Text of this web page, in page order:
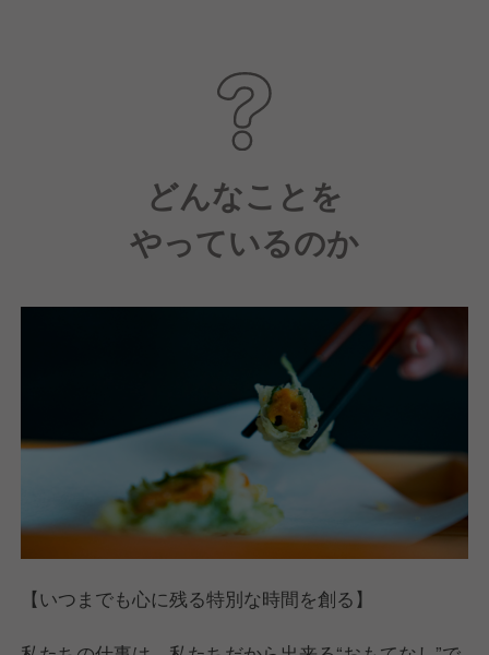
どんなことを
やっているのか
【いつまでも心に残る特別な時間を創る】